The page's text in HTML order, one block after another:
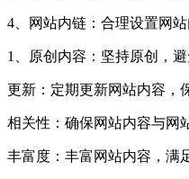
4、网站内链：合理设置网
1、原创内容：坚持原创，
更新：定期更新网站内容，
相关性：确保网站内容与网
丰富度：丰富网站内容，满